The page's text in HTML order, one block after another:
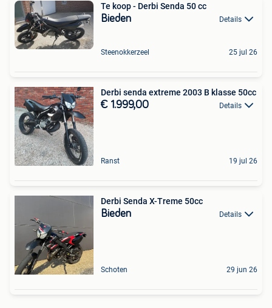
Te koop - Derbi Senda 50 cc
Bieden Details
Steenokkerzeel 25 jul 26
Derbi senda extreme 2003 B klasse 50cc
€ 1.999,00 Details
Ranst 19 jul 26
Derbi Senda X-Treme 50cc
Bieden Details
Schoten 29 jun 26